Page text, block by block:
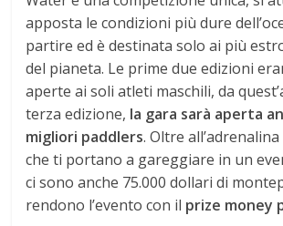
apposta le condizioni più dure
partire ed è destinata solo ai più
del pianeta. Le prime due edizioni
aperte ai soli atleti maschili, da
terza edizione, la gara sarà aperta
migliori paddlers. Oltre
che ti portano a gareggiare in un
ci sono anche 75.000 dollari di
rendono l’evento con il prize money